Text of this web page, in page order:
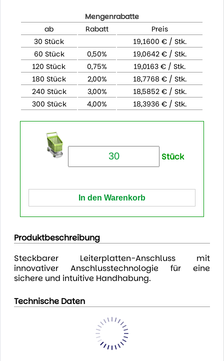
Mengenrabatte
ab
Rabatt
Preis
30 Stück
19,1600 € / Stk.
60 Stück
0,50%
19,0642 € / Stk.
120 Stück
0,75%
19,0163 € / Stk.
180 Stück
2,00%
18,7768 € / Stk.
240 Stück
3,00%
18,5852 € / Stk.
300 Stück
4,00% 18,3936 € / Stk.
Stück
Produktbeschreibung
Steckbarer Leiterplatten-Anschluss mit
innovativer Anschlusstechnologie für eine
sichere und intuitive Handhabung.
Technische Daten